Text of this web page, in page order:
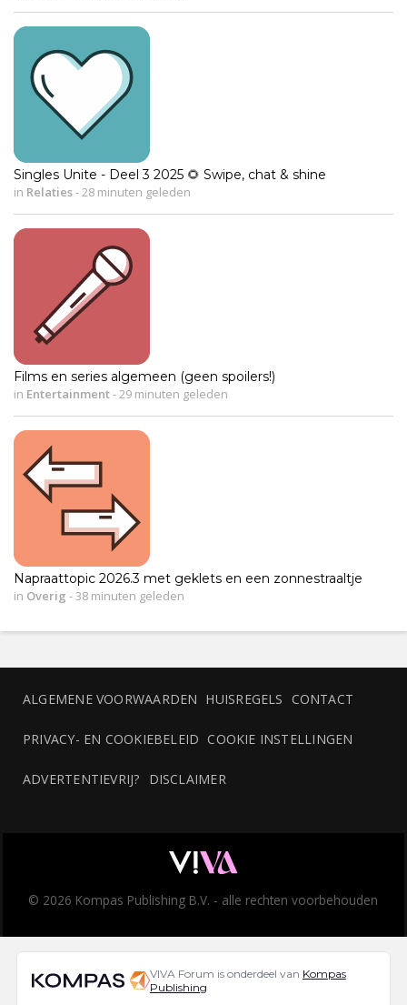
Singles Unite - Deel 3 2025 🌻 Swipe, chat & shine
in Relaties- 28 minuten geleden
Films en series algemeen (geen spoilers!)
in Entertainment- 29 minuten geleden
Napraattopic 2026.3 met geklets en een zonnestraaltje
in Overig - 38 minuten geleden
ALGEMENE VOORWAARDEN HUISREGELS CONTACT
PRIVACY- EN COOKIEBELEID COOKIE INSTELLINGEN
ADVERTENTIEVRIJ? DISCLAIMER
© 2026 Kompas Publishing B.V. - alle rechten voorbehouden
VIVA Forum is onderdeel van Kompas
Publishing